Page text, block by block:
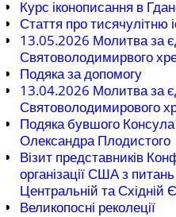
Курс іконописання в
Стаття про тисячулітню
13.05.2026 Молитва за
Святоволодимирвого
Подяка за допомогу
13.04.2026 Молитва за
Святоволодимирового
Подяка бувшого Консула
Олександра Плодистого
Візит представників
організації США з
Центральній та Східній
Великопосні реколеції